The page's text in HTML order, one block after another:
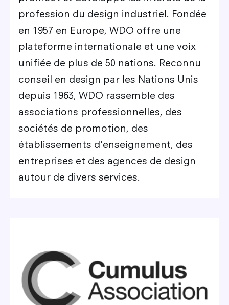
profession du design industriel. Fondée
en 1957 en Europe, WDO offre une
plateforme internationale et une voix
unifiée de plus de 50 nations. Reconnu
conseil en design par les Nations Unis
depuis 1963, WDO rassemble des
associations professionnelles, des
sociétés de promotion, des
établissements d'enseignement, des
entreprises et des agences de design
autour de divers services.